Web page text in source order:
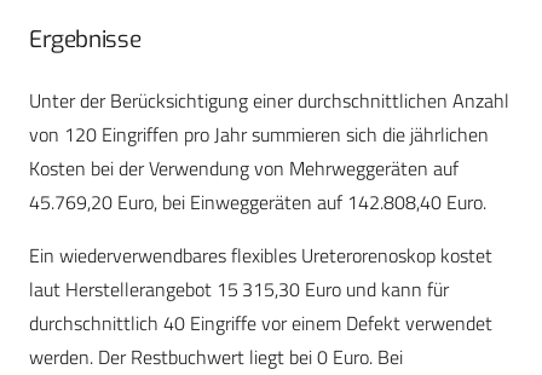
Ergebnisse
Unter der Berücksichtigung einer durchschnittlichen Anzahl
von 120 Eingriffen pro Jahr summieren sich die jährlichen
Kosten bei der Verwendung von Mehrweggeräten auf
45.769,20 Euro, bei Einweggeräten auf 142.808,40 Euro.
Ein wiederverwendbares flexibles Ureterorenoskop kostet
laut Herstellerangebot 15 315,30 Euro und kann für
durchschnittlich 40 Eingriffe vor einem Defekt verwendet
werden. Der Restbuchwert liegt bei 0 Euro. Bei